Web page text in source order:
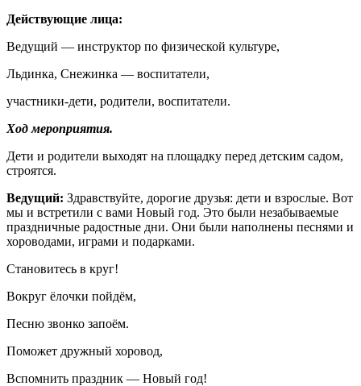
Действующие лица:
Ведущий — инструктор по физической культуре,
Льдинка, Снежинка — воспитатели,
участники-дети, родители, воспитатели.
Ход мероприятия.
Дети и родители выходят на площадку перед детским садом,
строятся.
Ведущий: Здравствуйте, дорогие друзья: дети и взрослые. Вот
мы и встретили с вами Новый год. Это были незабываемые
праздничные радостные дни. Они были наполнены песнями и
хороводами, играми и подарками.
Становитесь в круг!
Вокруг ёлочки пойдём,
Песню звонко запоём.
Поможет дружный хоровод,
Вспомнить праздник — Новый год!